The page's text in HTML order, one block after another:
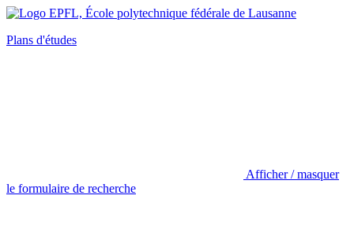
Plans d'études
Afficher / masquer
le formulaire de recherche